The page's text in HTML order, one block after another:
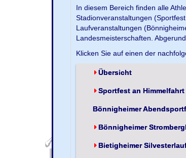
In diesem Bereich finden alle
Stadionveranstaltungen
Laufveranstaltungen
Landesmeisterschaften.
Klicken Sie auf einen der
Übersicht
Sportfest an Himmelfahrt
Bönnigheimer
Bönnigheimer
Bietigheimer